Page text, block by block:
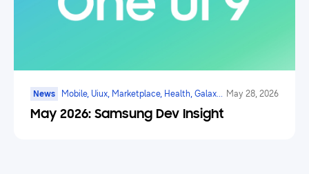
News
Mobile, Uiux, Marketplace, Health, Galaxy
Watch, Digital Payments, Ai
May 28, 2026
May 2026: Samsung Dev Insight